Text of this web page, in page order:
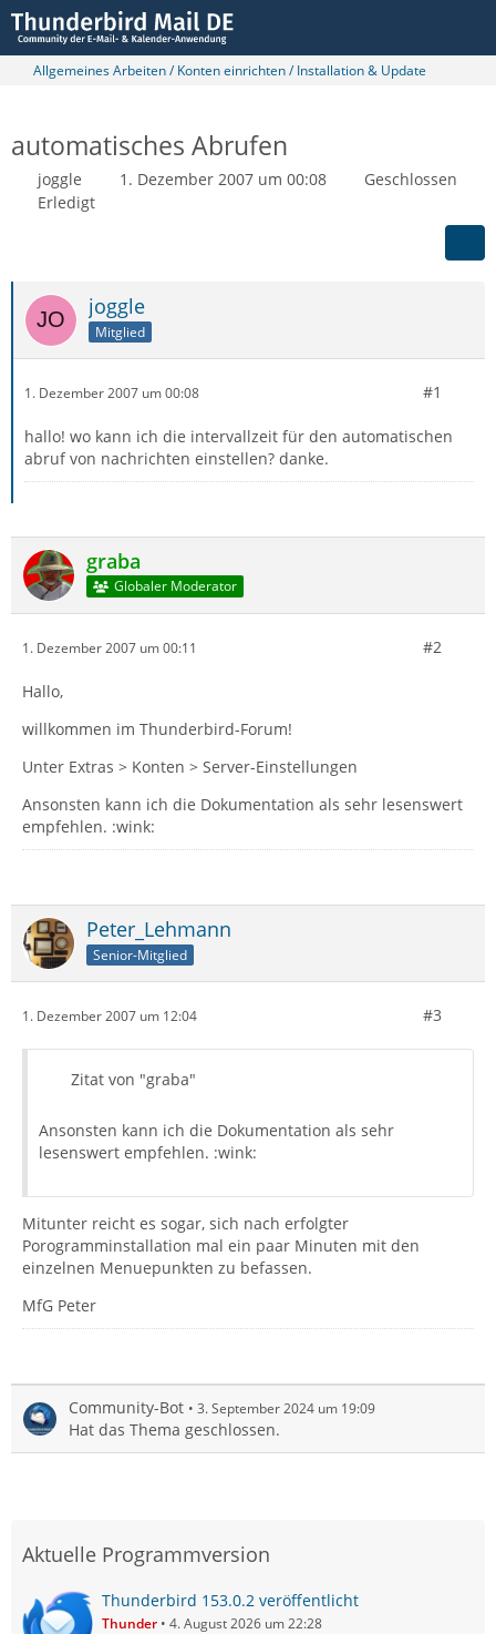
Allgemeines Arbeiten / Konten einrichten / Installation & Update
automatisches Abrufen
joggle 1. Dezember 2007 um 00:08
Geschlossen
Erledigt
joggle
Mitglied
1. Dezember 2007 um 00:08 #1
hallo! wo kann ich die intervallzeit für den automatischen
abruf von nachrichten einstellen? danke.
graba
Globaler Moderator
1. Dezember 2007 um 00:11 #2
Hallo,
willkommen im Thunderbird-Forum!
Unter Extras > Konten > Server-Einstellungen
Ansonsten kann ich die Dokumentation als sehr lesenswert
empfehlen. :wink:
Peter_Lehmann
Senior-Mitglied
1. Dezember 2007 um 12:04 #3
Zitat von "graba"
Ansonsten kann ich die Dokumentation als sehr
lesenswert empfehlen. :wink:
Mitunter reicht es sogar, sich nach erfolgter
Porogramminstallation mal ein paar Minuten mit den
einzelnen Menuepunkten zu befassen.
MfG Peter
Community-Bot 3. September 2024 um 19:09
Hat das Thema geschlossen.
Aktuelle Programmversion
Thunderbird 153.0.2 veröffentlicht
Thunder 4. August 2026 um 22:28